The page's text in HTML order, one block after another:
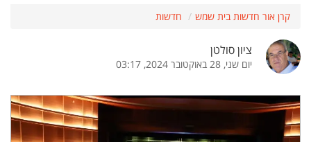
קרן אור חדשות בית שמש חדשות
ציון סולטן
יום שני, 28 באוקטובר 2024, 03:17